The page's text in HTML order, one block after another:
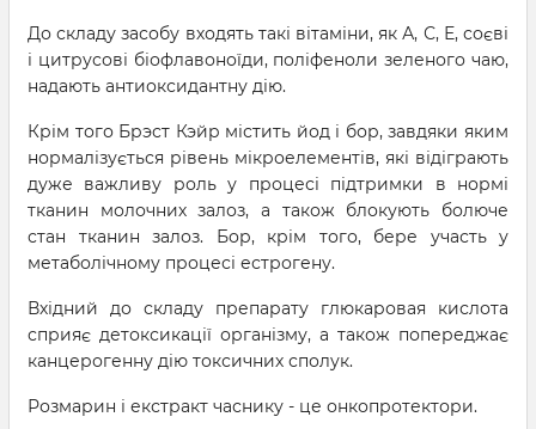
До складу засобу входять такі вітаміни, як А, С, Е, соєві
і цитрусові біофлавоноїди, поліфеноли зеленого чаю,
надають антиоксидантну дію.
Крім того Брэст Кэйр містить йод і бор, завдяки яким
нормалізується рівень мікроелементів, які відіграють
дуже важливу роль у процесі підтримки в нормі
тканин молочних залоз, а також блокують болюче
стан тканин залоз. Бор, крім того, бере участь у
метаболічному процесі естрогену.
Вхідний до складу препарату глюкаровая кислота
сприяє детоксикації організму, а також попереджає
канцерогенну дію токсичних сполук.
Розмарин і екстракт часнику - це онкопротектори.